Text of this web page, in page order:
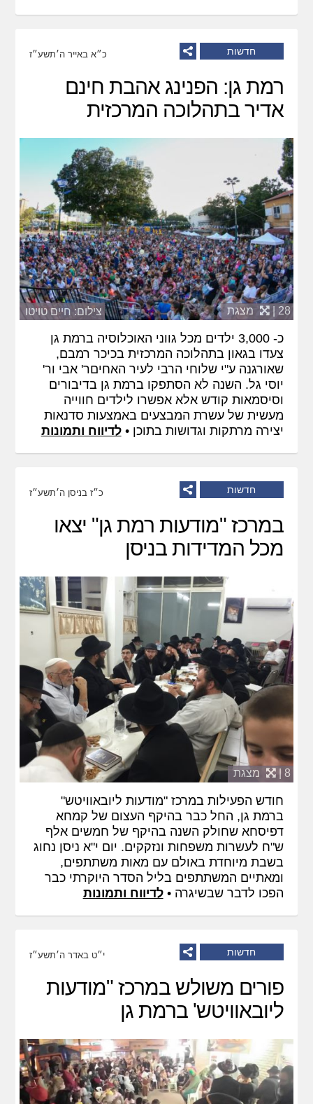
חדשות כ״א באייר ה׳תשע״ז
רמת גן: הפנינג אהבת חינם
אדיר בתהלוכה המרכזית
צילום: חיים טויטו 28 | מצגת
כ- 3,000 ילדים מכל גווני האוכלוסיה ברמת גן
צעדו בגאון בתהלוכה המרכזית בכיכר רמבם,
שאורגנה ע"י שלוחי הרבי לעיר האחיםר' אבי ור'
יוסי גל. השנה לא הסתפקו ברמת גן בדיבורים
וסיסמאות קודש אלא אפשרו לילדים חווייה
מעשית של עשרת המבצעים באמצעות סדנאות
יצירה מרתקות וגדושות בתוכן •לדיווח ותמונות
חדשות כ״ז בניסן ה׳תשע״ז
במרכז "מודעות רמת גן" יצאו
מכל המדידות בניסן
8 | מצגת
חודש הפעילות במרכז "מודעות ליובאוויטש"
ברמת גן, החל כבר בהיקף העצום של קמחא
דפיסחא שחולק השנה בהיקף של חמשים אלף
ש"ח לעשרות משפחות ונזקקים. יום י"א ניסן נחוג
בשבת מיוחדת באולם עם מאות משתתפים,
ומאתיים המשתתפים בליל הסדר היוקרתי כבר
הפכו לדבר שבשיגרה •לדיווח ותמונות
חדשות י״ט באדר ה׳תשע״ז
פורים משולש במרכז "מודעות
ליובאוויטש' ברמת גן